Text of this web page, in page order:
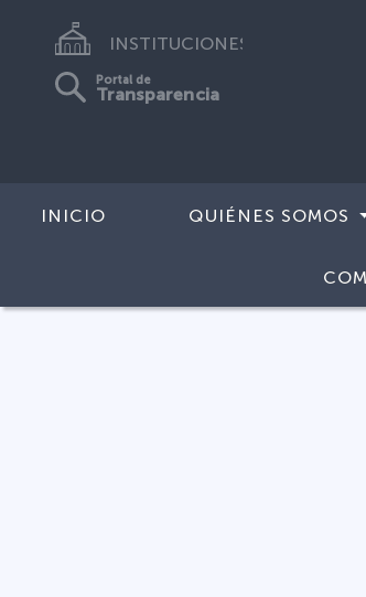
INSTITUCIONES
Portal de
Transparencia
INICIO QUIÉNES SOMOS